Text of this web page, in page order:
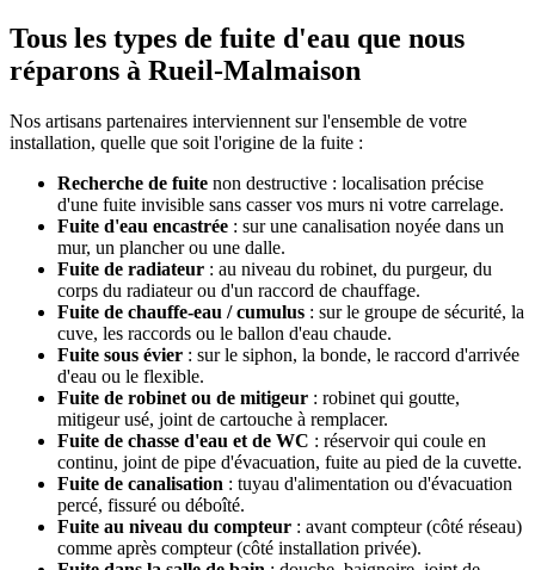
Tous les types de fuite d'eau que nous
réparons à Rueil-Malmaison
Nos artisans partenaires interviennent sur l'ensemble de votre
installation, quelle que soit l'origine de la fuite :
Recherche de fuite non destructive : localisation précise
d'une fuite invisible sans casser vos murs ni votre carrelage.
Fuite d'eau encastrée : sur une canalisation noyée dans un
mur, un plancher ou une dalle.
Fuite de radiateur : au niveau du robinet, du purgeur, du
corps du radiateur ou d'un raccord de chauffage.
Fuite de chauffe-eau / cumulus : sur le groupe de sécurité, la
cuve, les raccords ou le ballon d'eau chaude.
Fuite sous évier : sur le siphon, la bonde, le raccord d'arrivée
d'eau ou le flexible.
Fuite de robinet ou de mitigeur : robinet qui goutte,
mitigeur usé, joint de cartouche à remplacer.
Fuite de chasse d'eau et de WC : réservoir qui coule en
continu, joint de pipe d'évacuation, fuite au pied de la cuvette.
Fuite de canalisation : tuyau d'alimentation ou d'évacuation
percé, fissuré ou déboîté.
Fuite au niveau du compteur : avant compteur (côté réseau)
comme après compteur (côté installation privée).